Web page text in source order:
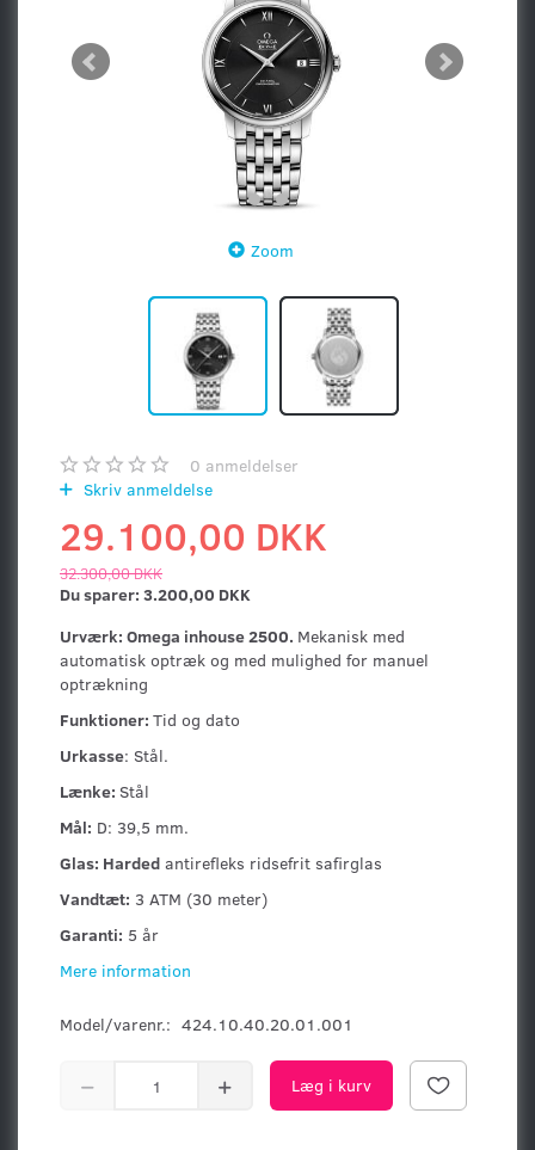
Zoom
0 anmeldelser
Skriv anmeldelse
29.100,00 DKK
32.300,00 DKK
Du sparer: 3.200,00 DKK
Urværk: Omega inhouse 2500. Mekanisk med
automatisk optræk og med mulighed for manuel
optrækning
Funktioner: Tid og dato
Urkasse: Stål.
Lænke: Stål
Mål: D: 39,5 mm.
Glas: Harded antirefleks ridsefrit safirglas
Vandtæt: 3 ATM (30 meter)
Garanti: 5 år
Mere information
Model/varenr.: 424.10.40.20.01.001
Læg i kurv